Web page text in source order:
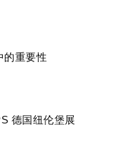
的重要性
德国纽伦堡展